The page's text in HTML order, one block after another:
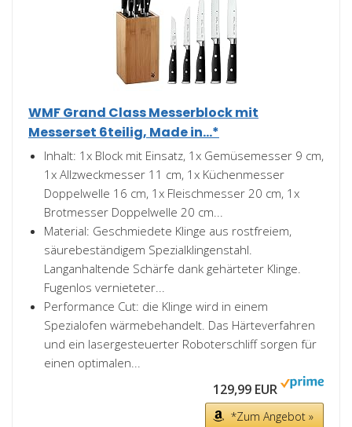
WMF Grand Class Messerblock mit
Messerset 6teilig, Made in...*
Inhalt: 1x Block mit Einsatz, 1x Gemüsemesser 9 cm,
1x Allzweckmesser 11 cm, 1x Küchenmesser
Doppelwelle 16 cm, 1x Fleischmesser 20 cm, 1x
Brotmesser Doppelwelle 20 cm...
Material: Geschmiedete Klinge aus rostfreiem,
säurebeständigem Spezialklingenstahl.
Langanhaltende Schärfe dank gehärteter Klinge.
Fugenlos vernieteter...
Performance Cut: die Klinge wird in einem
Spezialofen wärmebehandelt. Das Härteverfahren
und ein lasergesteuerter Roboterschliff sorgen für
einen optimalen...
129,99 EUR
*Zum Angebot »